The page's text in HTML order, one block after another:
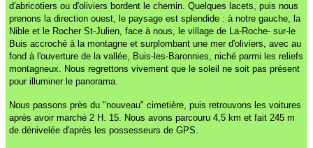
d'abricotiers ou d'oliviers bordent le chemin. Quelques lacets, puis nous
prenons la direction ouest, le paysage est splendide : à notre gauche, la
Nible et le Rocher St-Julien, face à nous, le village de La-Roche- sur-le
Buis accroché à la montagne et surplombant une mer d'oliviers, avec au
fond à l'ouverture de la vallée, Buis-les-Baronnies, niché parmi les reliefs
montagneux. Nous regrettons vivement que le soleil ne soit pas présent
pour illuminer le panorama.
Nous passons près du "nouveau" cimetière, puis retrouvons les voitures
après avoir marché 2 H. 15. Nous avons parcouru 4,5 km et fait 245 m
de dénivelée d'après les possesseurs de GPS.